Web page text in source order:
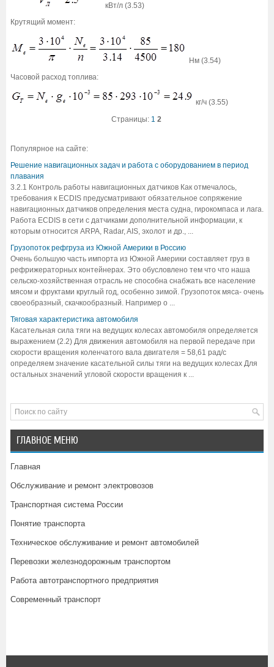
кВт/л (3.53)
Крутящий момент:
Нм (3.54)
Часовой расход топлива:
кг/ч (3.55)
Страницы: 1 2
Популярное на сайте:
Решение навигационных задач и работа с оборудованием в период
плавания
3.2.1 Контроль работы навигационных датчиков Как отмечалось,
требования к ECDIS предусматривают обязательное сопряжение
навигационных датчиков определения места судна, гирокомпаса и лага.
Работа ECDIS в сети с датчиками дополнительной информации, к
которым относится ARPA, Radar, AIS, эхолот и др., ...
Грузопоток рефгруза из Южной Америки в Россию
Очень большую часть импорта из Южной Америки составляет груз в
рефрижераторных контейнерах. Это обусловлено тем что что наша
сельско-хозяйственная отрасль не способна снабжать все население
мясом и фруктами круглый год, особенно зимой. Грузопоток мяса- очень
своеобразный, скачкообразный. Например о ...
Тяговая характеристика автомобиля
Касательная сила тяги на ведущих колесах автомобиля определяется
выражением (2.2) Для движения автомобиля на первой передаче при
скорости вращения коленчатого вала двигателя = 58,61 рад/с
определяем значение касательной силы тяги на ведущих колесах Для
остальных значений угловой скорости вращения к ...
ГЛАВНОЕ МЕНЮ
Главная
Обслуживание и ремонт электровозов
Транспортная система России
Понятие транспорта
Техническое обслуживание и ремонт автомобилей
Перевозки железнодорожным транспортом
Работа автотранспортного предприятия
Современный транспорт